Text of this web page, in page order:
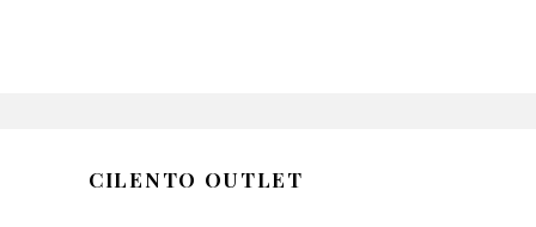
CILENTO OUTLET